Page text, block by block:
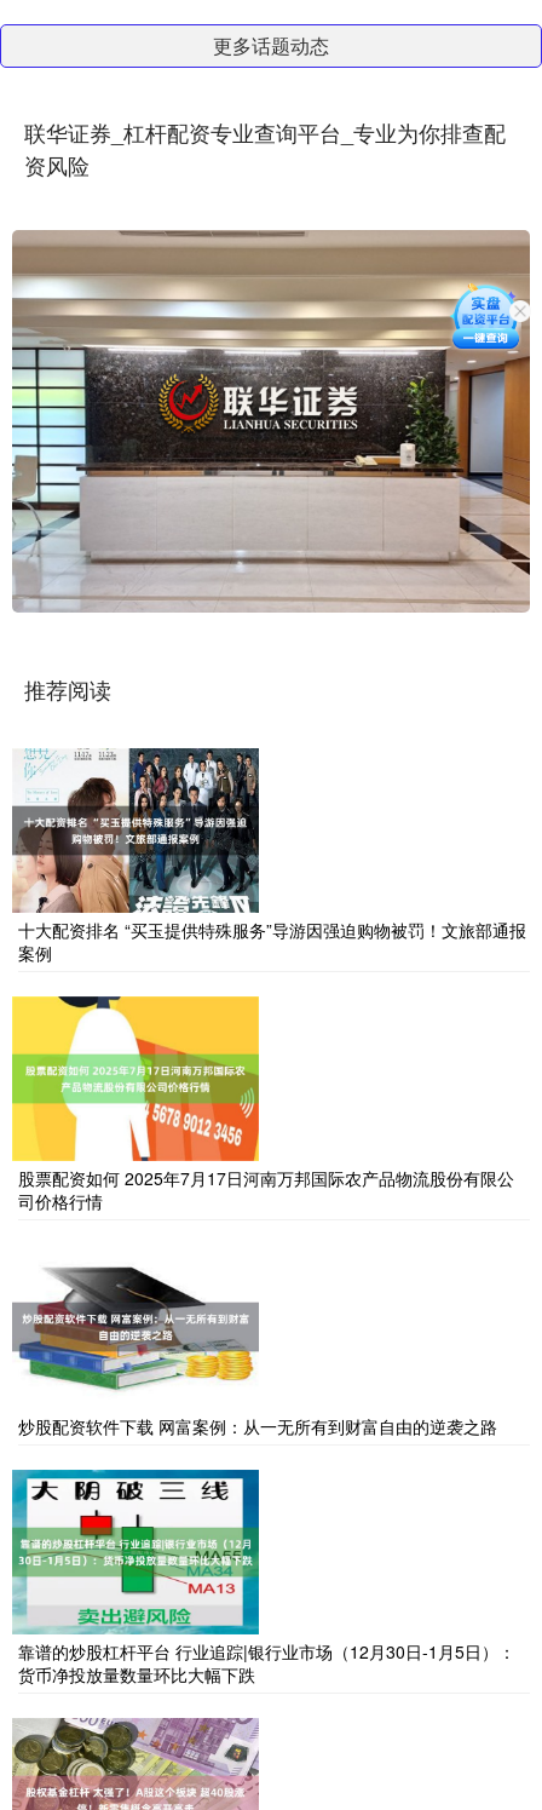
更多话题动态
联华证券_杠杆配资专业查询平台_专业为你排查配
资风险
推荐阅读
十大配资排名 “买玉提供特殊服务”导游因强迫购物被罚！文旅部通报
案例
股票配资如何 2025年7月17日河南万邦国际农产品物流股份有限公
司价格行情
炒股配资软件下载 网富案例：从一无所有到财富自由的逆袭之路
靠谱的炒股杠杆平台 行业追踪|银行业市场（12月30日-1月5日）：
货币净投放量数量环比大幅下跌